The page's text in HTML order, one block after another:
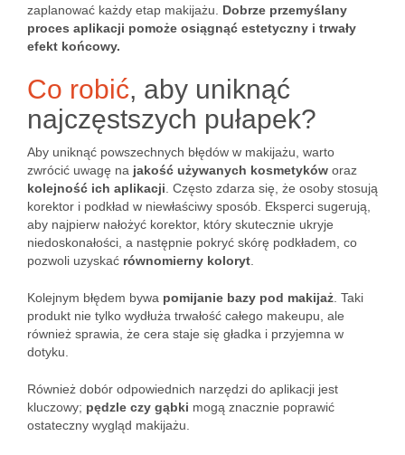
zaplanować każdy etap makijażu. Dobrze przemyślany
proces aplikacji pomoże osiągnąć estetyczny i trwały
efekt końcowy.
Co robić, aby uniknąć
najczęstszych pułapek?
Aby uniknąć powszechnych błędów w makijażu, warto
zwrócić uwagę na jakość używanych kosmetyków oraz
kolejność ich aplikacji . Często zdarza się, że osoby stosują
korektor i podkład w niewłaściwy sposób. Eksperci sugerują,
aby najpierw nałożyć korektor, który skutecznie ukryje
niedoskonałości, a następnie pokryć skórę podkładem, co
pozwoli uzyskać równomierny koloryt
Kolejnym błędem bywa pomijanie bazy pod makijaż . Taki
produkt nie tylko wydłuża trwałość całego makeupu, ale
również sprawia, że cera staje się gładka i przyjemna w
dotyku.
Również dobór odpowiednich narzędzi do aplikacji jest
kluczowy; pędzle czy gąbki mogą znacznie poprawić
ostateczny wygląd makijażu.